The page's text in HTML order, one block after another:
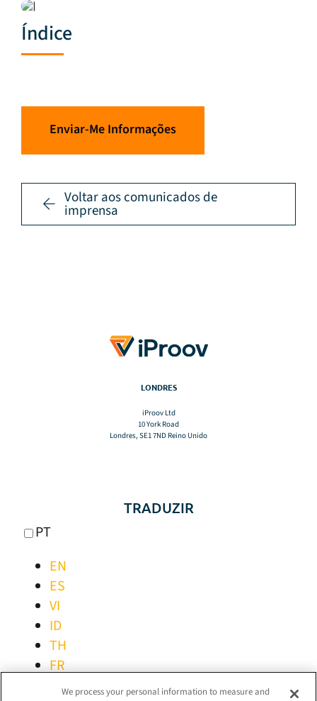
Índice
Enviar-Me Informações
Voltar aos comunicados de
imprensa
LONDRES
iProov Ltd
10 York Road
Londres, SE1 7ND Reino Unido
TRADUZIR
PT
EN
ES
VI
ID
TH
FR
We process your personal information to measure and